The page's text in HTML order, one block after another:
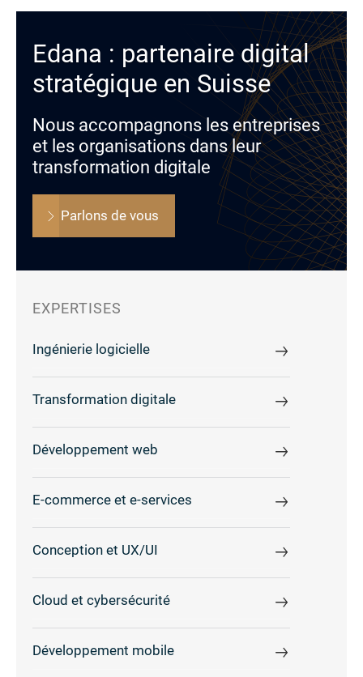
Edana : partenaire digital
stratégique en Suisse
Nous accompagnons les entreprises
et les organisations dans leur
transformation digitale
Parlons de vous
EXPERTISES
Ingénierie logicielle
Transformation digitale
Développement web
E-commerce et e-services
Conception et UX/UI
Cloud et cybersécurité
Développement mobile